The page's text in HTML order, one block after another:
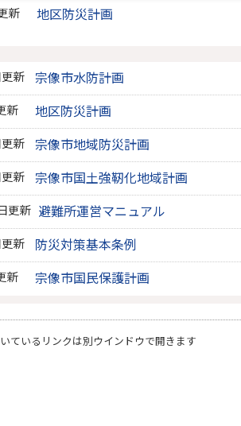
新 地区防災計画
新 宗像市水防計画
新 地区防災計画
新 宗像市地域防災計画
新 宗像市国土強靭化地域計画
更新 避難所運営マニュアル
新 防災対策基本条例
新 宗像市国民保護計画
ているリンクは別ウインドウで開きます